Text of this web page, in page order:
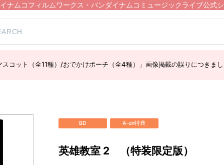
ナムコフィルムワークス・バンダイナムコミュージックライブ公式
コット（全11種）/おでかけポーチ（全4種）」画像掲載の誤りにつきま
BD A-on特典
英雄教室 2 （特装限定版）